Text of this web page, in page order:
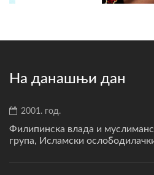
На данашњи дан
2001. год.
Филипинска влада и
група, Исламски